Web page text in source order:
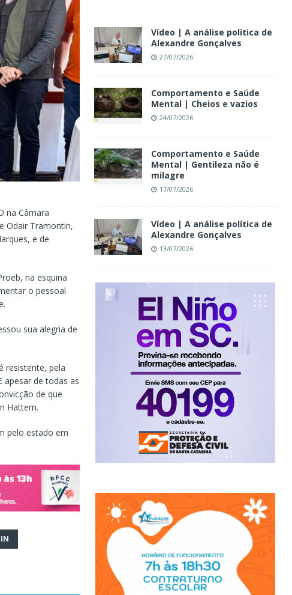
na Câmara
Odair Tramontin,
e de
na esquina
o pessoal
sua alegria de
resistente, pela
apesar de todas as
de que
Hattem.
pelo estado em
Vídeo | A análise política de
Alexandre Gonçalves
27/07/2026
Comportamento e Saúde
Mental | Cheios e vazios
24/07/2026
Comportamento e Saúde
Mental | Gentileza não é
milagre
17/07/2026
Vídeo | A análise política de
Alexandre Gonçalves
13/07/2026